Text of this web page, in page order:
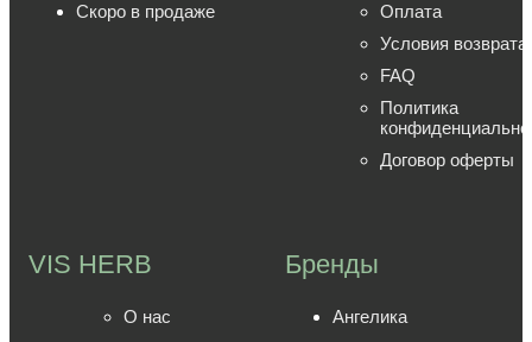
Скоро в продаже
Оплата
Условия возврата
FAQ
Политика
Договор оферты
VIS HERB
О нас
Бренды
Ангелика